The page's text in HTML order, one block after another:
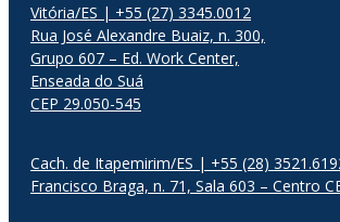
Vitória/ES | +55 (27) 3345.0012
Rua José Alexandre Buaiz, n. 300,
Grupo 607 – Ed. Work Center,
Enseada do Suá
CEP 29.050-545
Cach. de Itapemirim/ES | +55 (28)
Francisco Braga, n. 71, Sala 603 – Centro